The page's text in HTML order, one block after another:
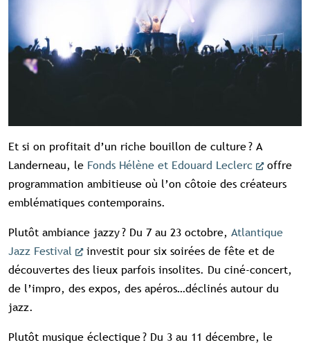
Et si on profitait d’un riche bouillon de culture ? A
Landerneau, le Fonds Hélène et Edouard Leclerc
offre
programmation ambitieuse où l’on côtoie des créateurs
emblématiques contemporains.
Plutôt ambiance jazzy ? Du 7 au 23 octobre, Atlantique
Jazz Festival
investit pour six soirées de fête et de
découvertes des lieux parfois insolites. Du ciné-concert,
de l’impro, des expos, des apéros…déclinés autour du
jazz.
Plutôt musique éclectique ? Du 3 au 11 décembre, le